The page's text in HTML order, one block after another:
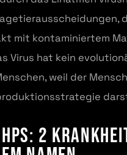
mit kontaminiertem
Virus hat kein
weil der
HPS: 2